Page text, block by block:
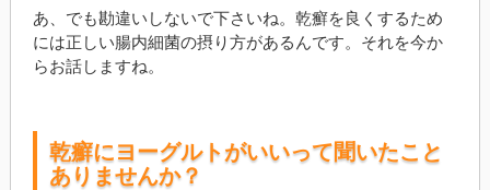
あ、でも勘違いしないで下さいね。乾癬を良くするため
には正しい腸内細菌の摂り方があるんです。それを今か
らお話しますね。
乾癬にヨーグルトがいいって聞いたこと
ありませんか？